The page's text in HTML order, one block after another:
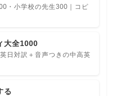
・小学校の先生300｜コピ
大全1000
日対訳＋音声つきの中高英
る